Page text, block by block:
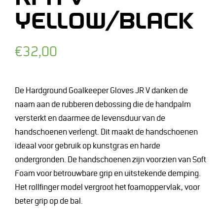
YELLOW/BLACK
Normale
€32,00
De Hardground Goalkeeper Gloves JR V danken de
naam aan de rubberen debossing die de handpalm
versterkt en daarmee de levensduur van de
handschoenen verlengt. Dit maakt de handschoenen
ideaal voor gebruik op kunstgras en harde
ondergronden. De handschoenen zijn voorzien van Soft
Foam voor betrouwbare grip en uitstekende demping.
Het rollfinger model vergroot het foamoppervlak, voor
beter grip op de bal.